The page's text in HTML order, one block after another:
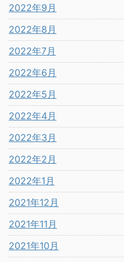
2022年9月
2022年8月
2022年7月
2022年6月
2022年5月
2022年4月
2022年3月
2022年2月
2022年1月
2021年12月
2021年11月
2021年10月